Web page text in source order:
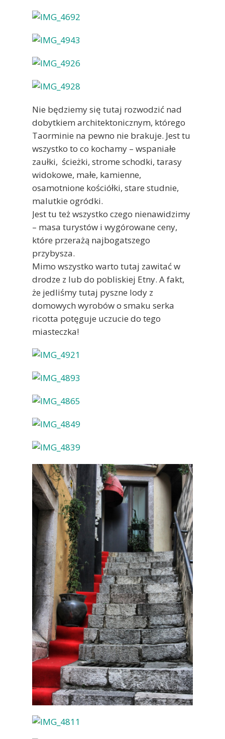
Nie będziemy się tutaj rozwodzić nad
dobytkiem architektonicznym, którego
Taorminie na pewno nie brakuje. Jest tu
wszystko to co kochamy – wspaniałe
zaułki, ścieżki, strome schodki, tarasy
widokowe, małe, kamienne,
osamotnione kościółki, stare studnie,
malutkie ogródki.
Jest tu też wszystko czego nienawidzimy
– masa turystów i wygórowane ceny,
które przerażą najbogatszego
przybysza.
Mimo wszystko warto tutaj zawitać w
drodze z lub do pobliskiej Etny. A fakt,
że jedliśmy tutaj pyszne lody z
domowych wyrobów o smaku serka
ricotta potęguje uczucie do tego
miasteczka!